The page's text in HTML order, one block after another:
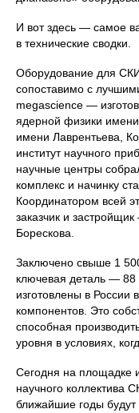
И вот здесь — самое
в технические сводки.
Оборудование для
сопоставимо с
megascience —
ядерной физики
имени Лаврентьева,
институт научного
научные центры
комплекс и начинку
Координатором всей
заказчик и
Борескова.
Заключено свыше 1
ключевая деталь — 88
изготовлены в России
компонентов. Это
способная
уровня в условиях,
Сегодня на площадке
научного коллектива
ближайшие годы